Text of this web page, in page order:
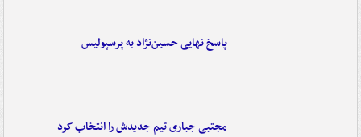
پاسخ نهایی حسین‌نژاد به پرسپولیس
مجتبی جباری تیم جدیدش را انتخاب کرد